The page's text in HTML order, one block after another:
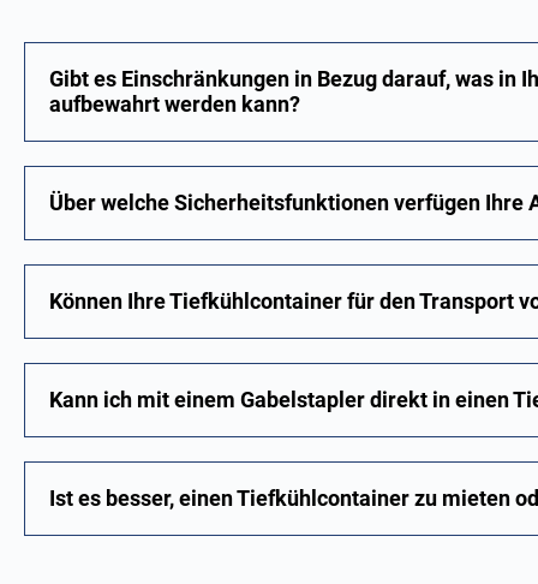
Gibt es Einschränkungen in Bezug darauf, was in
aufbewahrt werden kann?
Über welche Sicherheitsfunktionen verfügen Ihre
Können Ihre Tiefkühlcontainer für den Transport
Kann ich mit einem Gabelstapler direkt in einen
Ist es besser, einen Tiefkühlcontainer zu mieten